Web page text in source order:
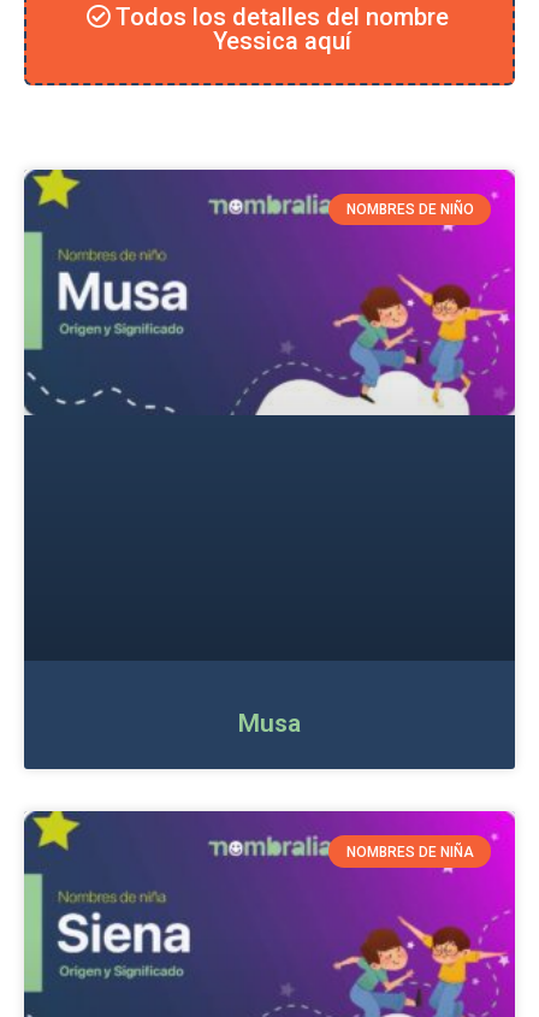
Todos los detalles del nombre
Yessica aquí
NOMBRES DE NIÑO
Musa
NOMBRES DE NIÑA